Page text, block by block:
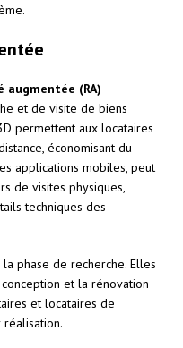
augmentée (RA)
et de visite de biens
permettent aux locataires
économisant du
applications mobiles, peut
de visites physiques,
techniques des
phase de recherche. Elles
et la rénovation
et locataires de